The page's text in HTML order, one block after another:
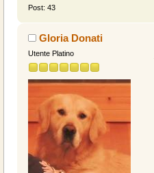
Post: 43
Gloria Donati
Utente Platino